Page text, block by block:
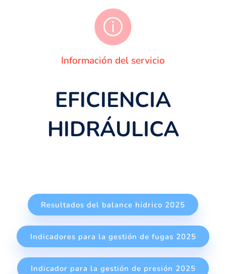
Información del servicio
EFICIENCIA
HIDRÁULICA
Resultados del balance hídrico 2025
Indicadores para la gestión de fugas 2025
Indicador para la gestión de presión 2025